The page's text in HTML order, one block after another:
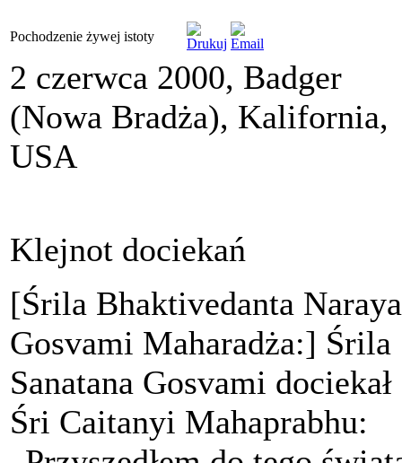
Pochodzenie żywej istoty
2 czerwca 2000, Badger
(Nowa Bradża), Kalifornia,
USA
Klejnot dociekań
[Śrila Bhaktivedanta
Gosvami Maharadża:] Śrila
Sanatana Gosvami dociekał
Śri Caitanyi Mahaprabhu: